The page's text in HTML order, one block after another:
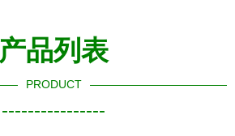
产品列表
PRODUCT
----------------